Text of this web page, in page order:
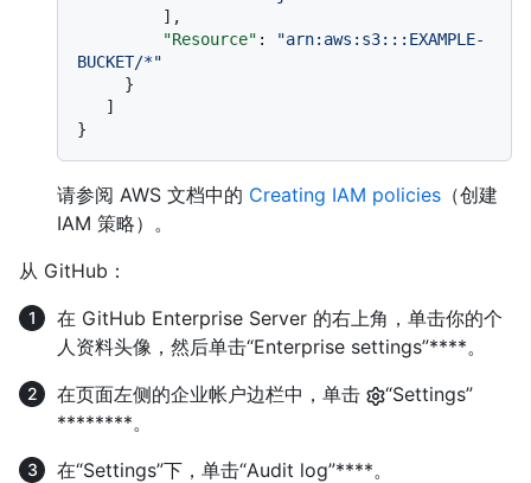
] ,
"Resource" :
"arn:aws:s3:::EXAMPLE-
BUCKET/*"
}
]
}
请参阅 AWS 文档中的 Creating IAM policies （创建
IAM 策略）。
从 GitHub：
在 GitHub Enterprise Server 的右上角，单击你的个
人资料头像，然后单击“Enterprise settings”****。
在页面左侧的企业帐户边栏中，单击
“Settings”
********。
在“Settings”下，单击“Audit log”****。